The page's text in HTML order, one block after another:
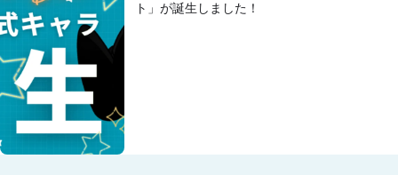
ト」が誕生しました！